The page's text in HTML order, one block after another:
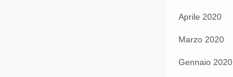
Aprile 2020
Marzo 2020
Gennaio 2020